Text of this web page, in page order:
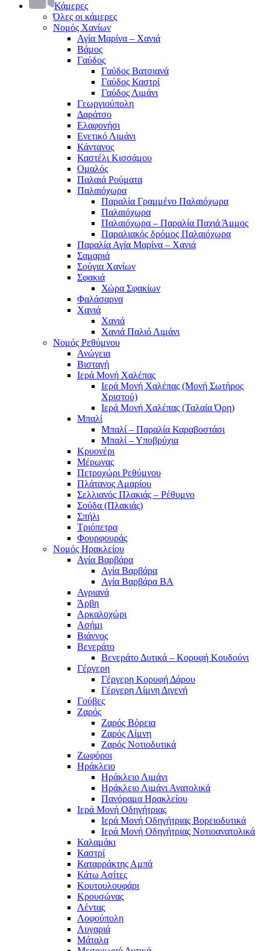
Κάμερες
Όλες οι κάμερες
Νομός Χανίων
Αγία Μαρίνα – Χανιά
Βάμος
Γαύδος
Γαύδος Βατσιανά
Γαύδος Καστρί
Γαύδος Λιμάνι
Γεωργιούπολη
Δαράτσο
Ελαφονήσι
Ενετικό Λιμάνι
Κάντανος
Καστέλι Κισσάμου
Ομαλός
Παλαιά Ρούματα
Παλαιόχωρα
Παραλία Γραμμένο Παλαιόχωρα
Παλαιόχωρα
Παλαιόχωρα – Παραλία Παχιά Άμμος
Παραλιακός δρόμος Παλαιόχωρα
Παραλία Αγία Μαρίνα – Χανιά
Σαμαριά
Σούγια Χανίων
Σφακιά
Χώρα Σφακίων
Φαλάσαρνα
Χανιά
Χανιά
Χανιά Παλιό Λιμάνι
Νομός Ρεθύμνου
Ανώγεια
Βισταγή
Ιερά Μονή Χαλέπας
Ιερά Μονή Χαλέπας (Μονή Σωτήρος
Χριστού)
Ιερά Μονή Χαλέπας (Ταλαία Όρη)
Μπαλί
Μπαλί – Παραλία Καραβοστάσι
Μπαλί – Υποβρύχια
Κρυονέρι
Μέρωνας
Πετροχώρι Ρεθύμνου
Πλάτανος Αμαρίου
Σελλιανός Πλακιάς – Ρέθυμνο
Σούδα (Πλακιάς)
Σπήλι
Τριόπετρα
Φουρφουράς
Νομός Ηρακλείου
Αγία Βαρβάρα
Αγία Βαρβάρα
Αγία Βαρβάρα ΒΑ
Αγριανά
Άρβη
Αρκαλοχώρι
Ασήμι
Βιάννος
Βενεράτο
Βενεράτο Δυτικά – Κορυφή Κουδούνι
Γέργερη
Γέργερη Κορυφή Δάρου
Γέργερη Λίμνη Διγενή
Γούβες
Ζαρός
Ζαρός Βόρεια
Ζαρός Λίμνη
Ζαρός Νοτιοδυτικά
Ζωφόροι
Ηράκλειο
Ηράκλειο Λιμάνι
Ηράκλειο Λιμάνι Ανατολικά
Πανόραμα Ηρακλείου
Ιερά Μονή Οδηγήτριας
Ιερά Μονή Οδηγήτριας Βορειοδυτικά
Ιερά Μονή Οδηγήτριας Νοτιοανατολικά
Καλαμάκι
Καστρί
Καταρράκτης Αμπά
Κάτω Ασίτες
Κουτουλουφάρι
Κρουσώνας
Λέντας
Λοφούπολη
Λυγαριά
Μάταλα